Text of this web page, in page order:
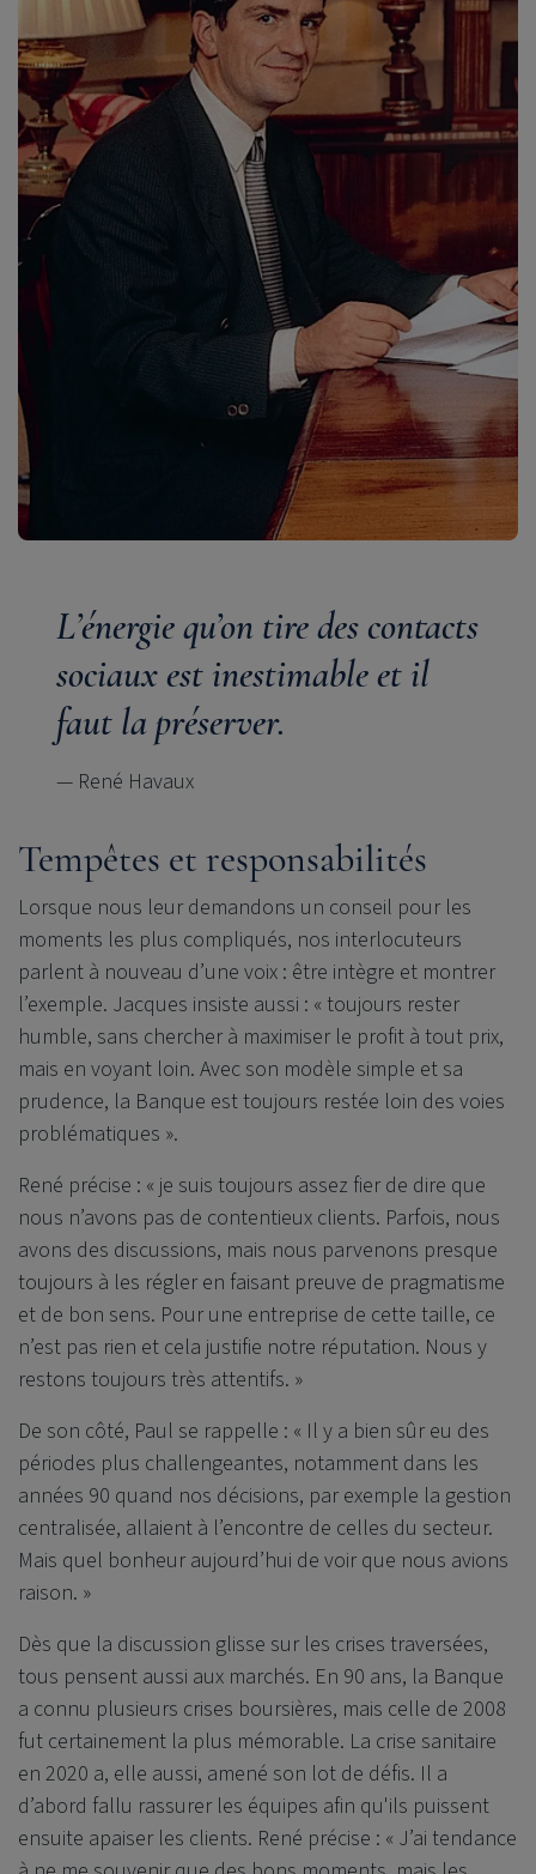
L’énergie qu’on tire des contacts
sociaux est inestimable et il
faut la préserver.
— René Havaux
Tempêtes et responsabilités
Lorsque nous leur demandons un conseil pour les
moments les plus compliqués, nos interlocuteurs
parlent à nouveau d’une voix : être intègre et montrer
l’exemple. Jacques insiste aussi : « toujours rester
humble, sans chercher à maximiser le profit à tout prix,
mais en voyant loin. Avec son modèle simple et sa
prudence, la Banque est toujours restée loin des voies
problématiques ».
René précise : « je suis toujours assez fier de dire que
nous n’avons pas de contentieux clients. Parfois, nous
avons des discussions, mais nous parvenons presque
toujours à les régler en faisant preuve de pragmatisme
et de bon sens. Pour une entreprise de cette taille, ce
n’est pas rien et cela justifie notre réputation. Nous y
restons toujours très attentifs. »
De son côté, Paul se rappelle : « Il y a bien sûr eu des
périodes plus challengeantes, notamment dans les
années 90 quand nos décisions, par exemple la gestion
centralisée, allaient à l’encontre de celles du secteur.
Mais quel bonheur aujourd’hui de voir que nous avions
raison. »
Dès que la discussion glisse sur les crises traversées,
tous pensent aussi aux marchés. En 90 ans, la Banque
a connu plusieurs crises boursières, mais celle de 2008
fut certainement la plus mémorable. La crise sanitaire
en 2020 a, elle aussi, amené son lot de défis. Il a
d’abord fallu rassurer les équipes afin qu'ils puissent
ensuite apaiser les clients. René précise : « J’ai tendance